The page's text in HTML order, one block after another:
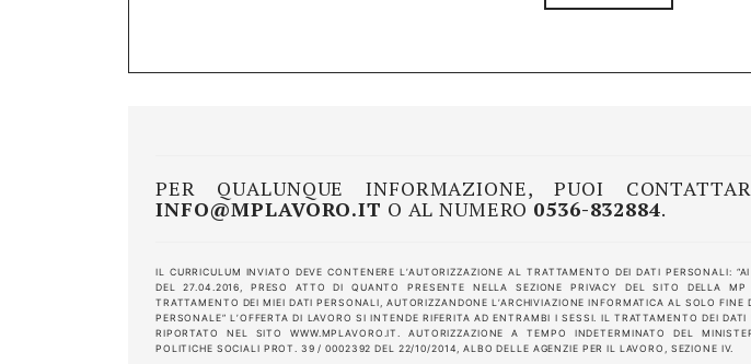
PER QUALUNQUE INFORMAZIONE, PUOI
INFO@MPLAVORO.IT O AL NUMERO 0536-832884.
IL CURRICULUM INVIATO DEVE CONTENERE L’AUTORIZZAZIONE AL TRATTAMENTO DEI DATI PERSONALI:
DEL 27.04.2016, PRESO ATTO DI QUANTO PRESENTE NELLA SEZIONE PRIVACY DEL SITO DELLA
TRATTAMENTO DEI MIEI DATI PERSONALI, AUTORIZZANDONE L’ARCHIVIAZIONE INFORMATICA AL SOLO FINE
PERSONALE” L’OFFERTA DI LAVORO SI INTENDE RIFERITA AD ENTRAMBI I SESSI. IL TRATTAMENTO DEI DATI
RIPORTATO NEL SITO WWW.MPLAVORO.IT. AUTORIZZAZIONE A TEMPO INDETERMINATO DEL
POLITICHE SOCIALI PROT. 39 / 0002392 DEL 22/10/2014, ALBO DELLE AGENZIE PER IL LAVORO, SEZIONE IV.